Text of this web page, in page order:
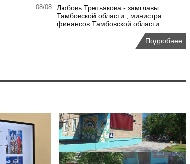
08/08
Любовь Третьякова - замглавы
Тамбовской области , министра
финансов Тамбовской области
Подробнее